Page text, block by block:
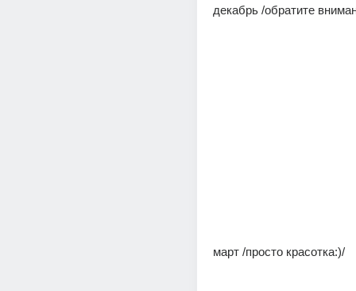
декабрь /обратите
март /просто красотка:)/